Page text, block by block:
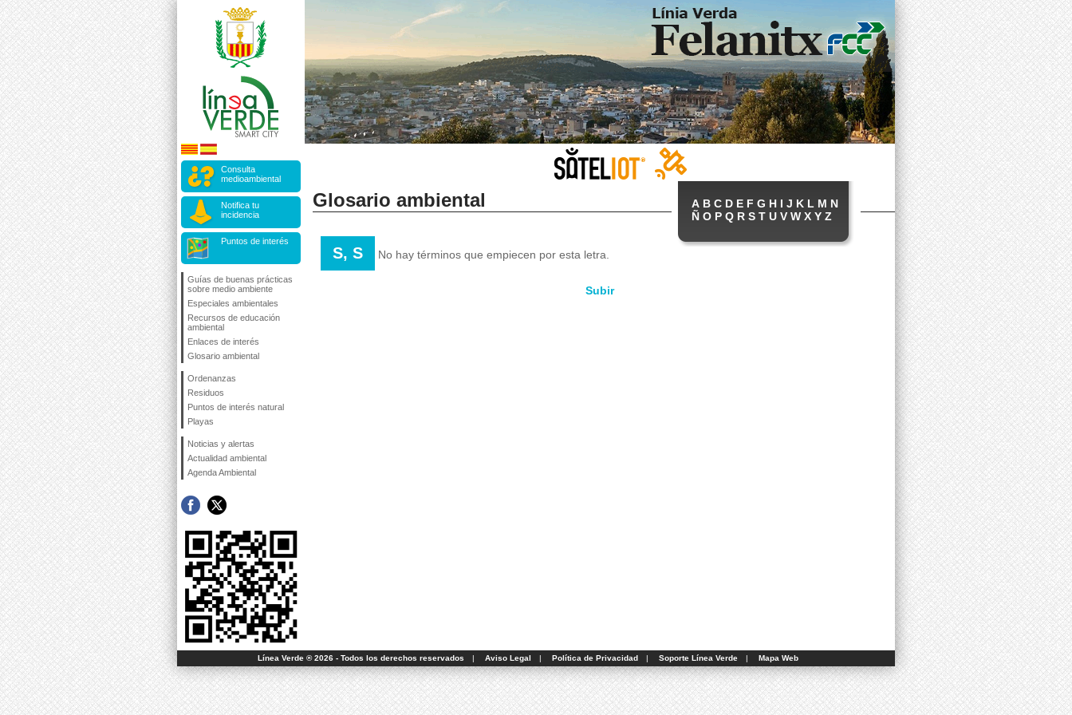
Consulta
medioambiental
Notifica tu
incidencia
Puntos de interés
Guías de buenas prácticas
sobre medio ambiente
Especiales ambientales
Recursos de educación
ambiental
Enlaces de interés
Glosario ambiental
Ordenanzas
Residuos
Puntos de interés natural
Playas
Noticias y alertas
Actualidad ambiental
Agenda Ambiental
A B C D E F G H I J K L M N
Ñ O P Q R S T U V W X Y Z
Glosario ambiental
S, S No hay términos que empiecen por esta letra.
Subir
Línea Verde ® 2026 - Todos los derechos reservados | Aviso Legal | Política de Privacidad | Soporte Línea Verde | Mapa Web